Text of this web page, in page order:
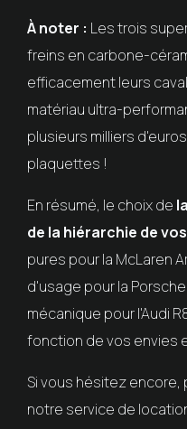
À noter : Les trois
freins en carbone-
efficacement leurs
matériau ultra-
plusieurs milliers
plaquettes !
En résumé, le choix de
de la hiérarchie de
pures pour la McLaren
d'usage pour la
mécanique pour l'Audi
fonction de vos envies
Si vous hésitez
notre service de